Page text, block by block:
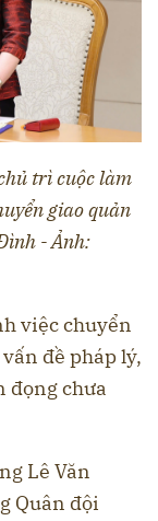
trì cuộc làm
giao quản
- Ảnh:
việc chuyển
đề pháp lý,
đọng chưa
Lê Văn
Quân đội